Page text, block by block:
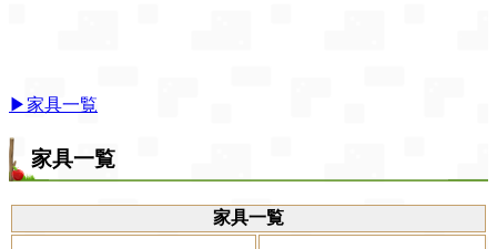
▶家具一覧
家具一覧
家具一覧